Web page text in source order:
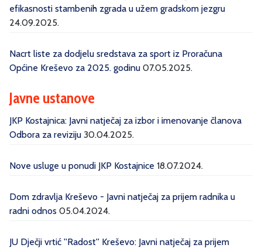
efikasnosti stambenih zgrada u užem gradskom jezgru
24.09.2025.
Nacrt liste za dodjelu sredstava za sport iz Proračuna
Općine Kreševo za 2025. godinu 07.05.2025.
Javne ustanove
JKP Kostajnica: Javni natječaj za izbor i imenovanje članova
Odbora za reviziju 30.04.2025.
Nove usluge u ponudi JKP Kostajnice 18.07.2024.
Dom zdravlja Kreševo - Javni natječaj za prijem radnika u
radni odnos 05.04.2024.
JU Dječji vrtić ''Radost'' Kreševo: Javni natječaj za prijem